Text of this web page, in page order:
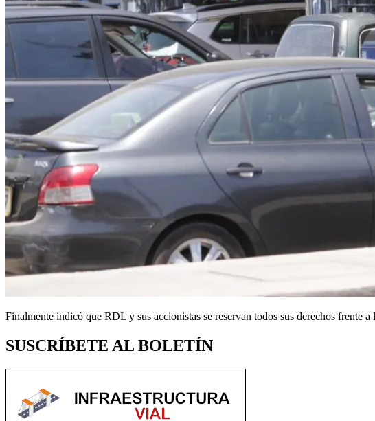
Finalmente indicó que RDL y sus accionistas se reservan todos sus derechos frente a
SUSCRÍBETE AL BOLETÍN